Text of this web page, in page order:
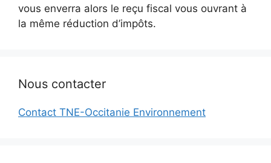
vous enverra alors le reçu fiscal vous ouvrant à
la même réduction d’impôts.
Nous contacter
Contact TNE-Occitanie Environnement